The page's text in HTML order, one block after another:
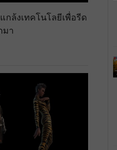
ล้งเทคโนโลยีเพื่อรีด
มา